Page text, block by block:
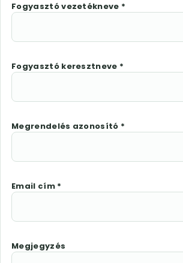
Fogyasztó vezetékneve *
Fogyasztó keresztneve *
Megrendelés azonosító *
Email cím *
Megjegyzés